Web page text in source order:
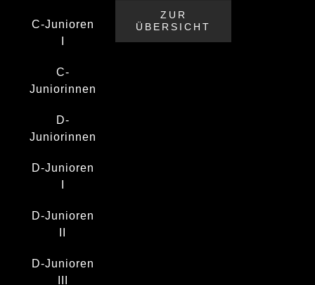
C-Junioren
C-
Juniorinnen
D-
Juniorinnen
D-Junioren
D-Junioren
D-Junioren
ZUR
ÜBERSICHT